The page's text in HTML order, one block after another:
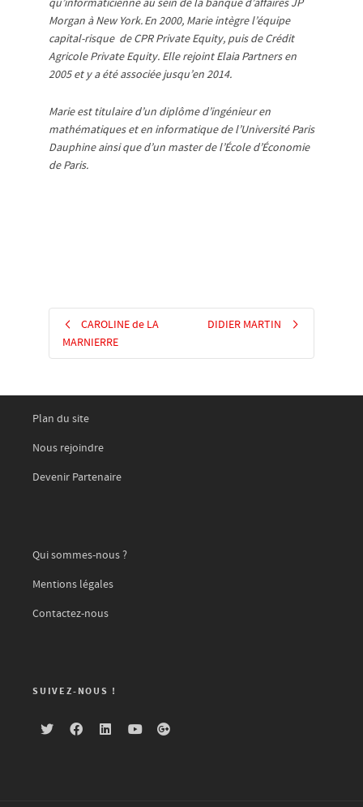
qu’informaticienne au sein de la banque d’affaires JP
Morgan à New York. En 2000, Marie intègre l’équipe
capital-risque de CPR Private Equity, puis de Crédit
Agricole Private Equity. Elle rejoint Elaia Partners en
2005 et y a été associée jusqu’en 2014.
Marie est titulaire d’un diplôme d’ingénieur en
mathématiques et en informatique de l’Université Paris
Dauphine ainsi que d’un master de l’École d’Économie
de Paris.
CAROLINE de LA
MARNIERRE
DIDIER MARTIN
Plan du site
Nous rejoindre
Devenir Partenaire
Qui sommes-nous ?
Mentions légales
Contactez-nous
SUIVEZ-NOUS !